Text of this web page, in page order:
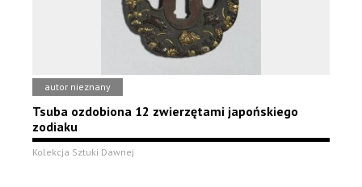
autor nieznany
Tsuba ozdobiona 12 zwierzętami japońskiego
zodiaku
Kolekcja Sztuki Dawnej